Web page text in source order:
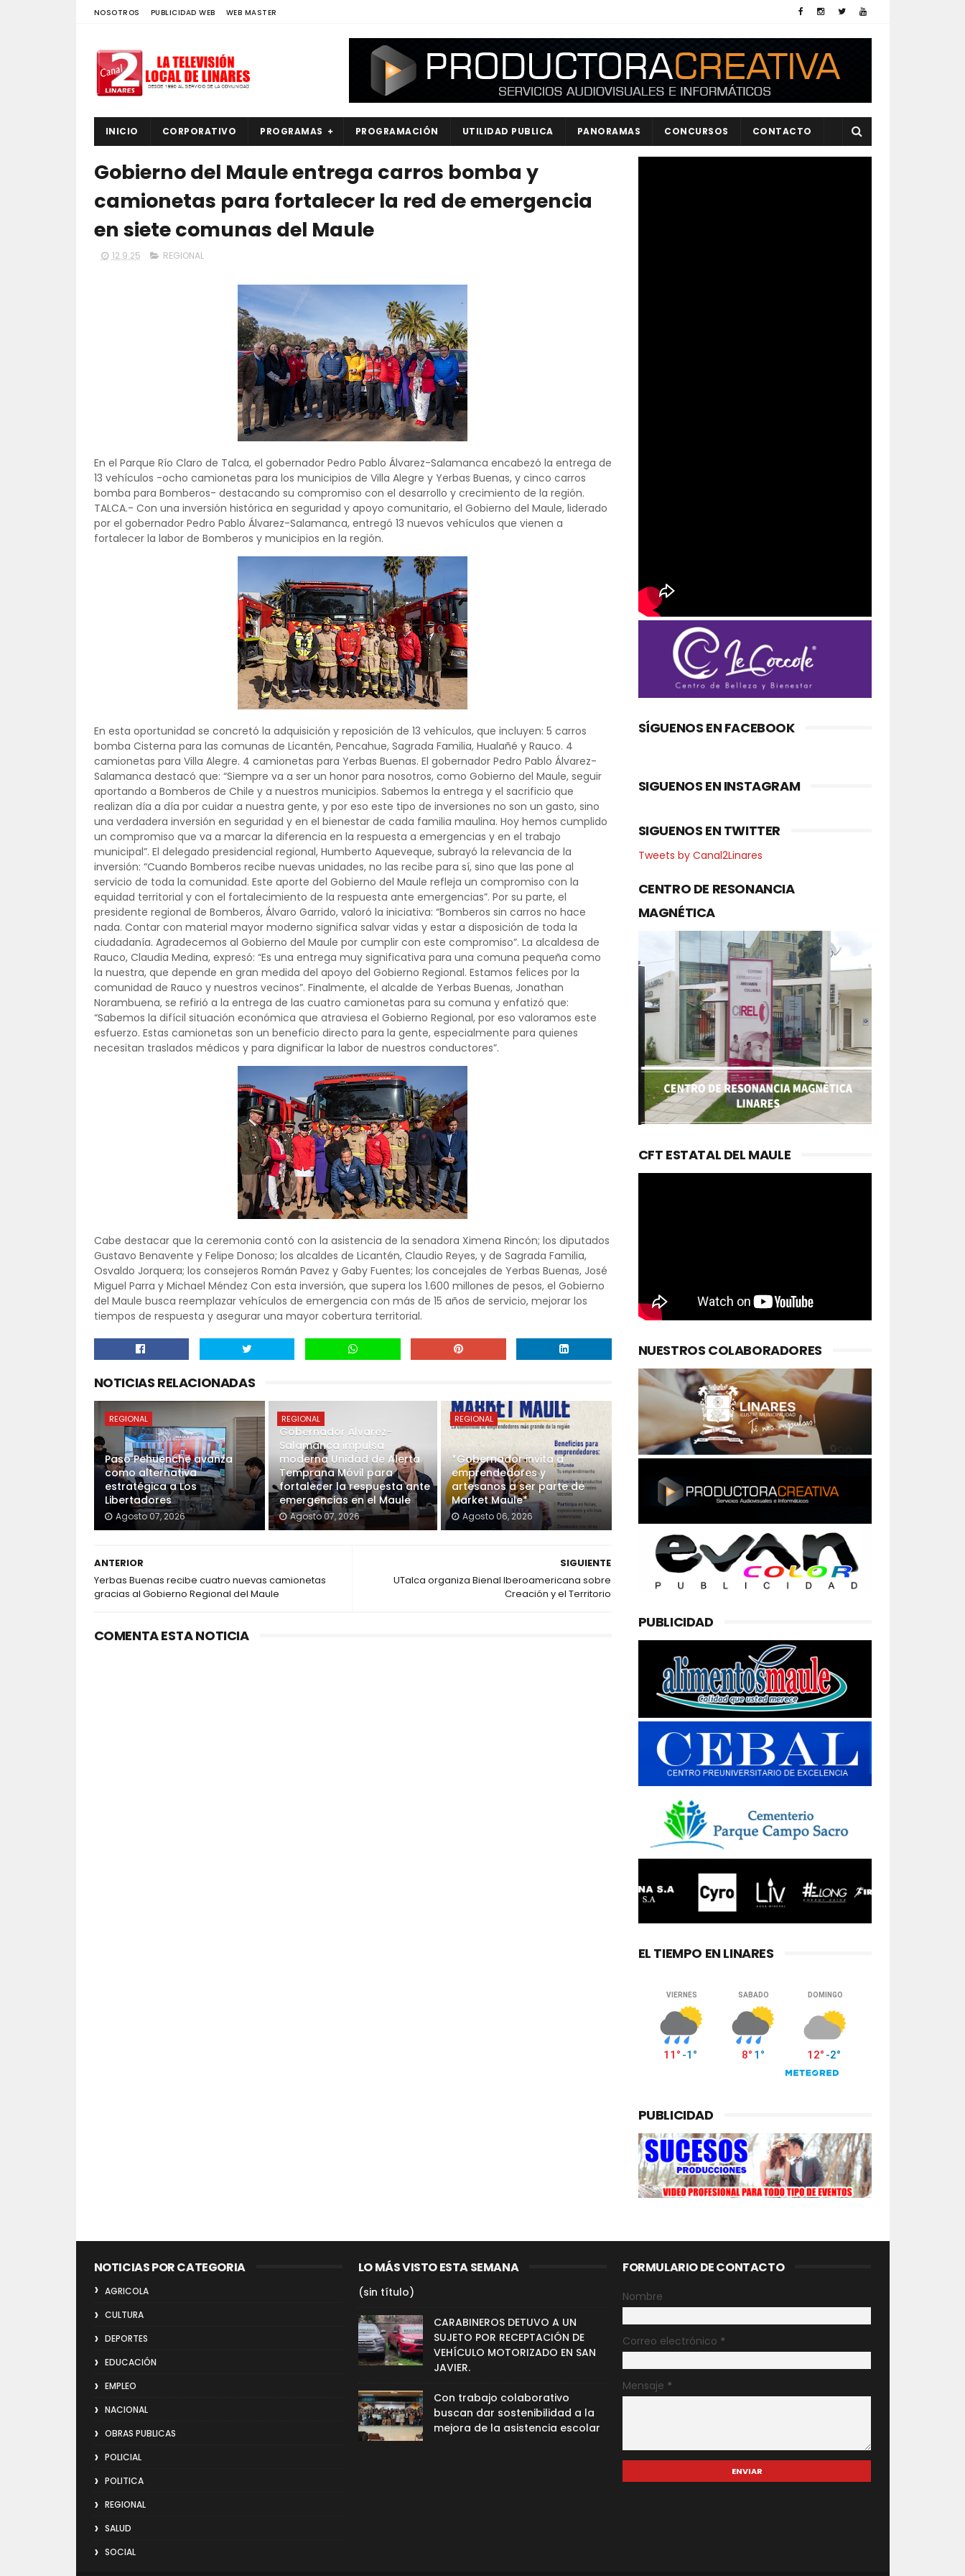
NOSOTROS PUBLICIDAD WEB WEB MASTER
INICIO CORPORATIVO PROGRAMAS PROGRAMACIÓN UTILIDAD PUBLICA PANORAMAS CONCURSOS CONTACTO
Gobierno del Maule entrega carros bomba y
camionetas para fortalecer la red de emergencia
en siete comunas del Maule
12.9.25 REGIONAL
En el Parque Río Claro de Talca, el gobernador Pedro Pablo Álvarez-Salamanca encabezó la entrega de
13 vehículos -ocho camionetas para los municipios de Villa Alegre y Yerbas Buenas, y cinco carros
bomba para Bomberos- destacando su compromiso con el desarrollo y crecimiento de la región.
TALCA.- Con una inversión histórica en seguridad y apoyo comunitario, el Gobierno del Maule, liderado
por el gobernador Pedro Pablo Álvarez-Salamanca, entregó 13 nuevos vehículos que vienen a
fortalecer la labor de Bomberos y municipios en la región.
En esta oportunidad se concretó la adquisición y reposición de 13 vehículos, que incluyen: 5 carros
bomba Cisterna para las comunas de Licantén, Pencahue, Sagrada Familia, Hualañé y Rauco. 4
camionetas para Villa Alegre. 4 camionetas para Yerbas Buenas. El gobernador Pedro Pablo Álvarez-
Salamanca destacó que: “Siempre va a ser un honor para nosotros, como Gobierno del Maule, seguir
aportando a Bomberos de Chile y a nuestros municipios. Sabemos la entrega y el sacrificio que
realizan día a día por cuidar a nuestra gente, y por eso este tipo de inversiones no son un gasto, sino
una verdadera inversión en seguridad y en el bienestar de cada familia maulina. Hoy hemos cumplido
un compromiso que va a marcar la diferencia en la respuesta a emergencias y en el trabajo
municipal”. El delegado presidencial regional, Humberto Aqueveque, subrayó la relevancia de la
inversión: “Cuando Bomberos recibe nuevas unidades, no las recibe para sí, sino que las pone al
servicio de toda la comunidad. Este aporte del Gobierno del Maule refleja un compromiso con la
equidad territorial y con el fortalecimiento de la respuesta ante emergencias”. Por su parte, el
presidente regional de Bomberos, Álvaro Garrido, valoró la iniciativa: “Bomberos sin carros no hace
nada. Contar con material mayor moderno significa salvar vidas y estar a disposición de toda la
ciudadanía. Agradecemos al Gobierno del Maule por cumplir con este compromiso”. La alcaldesa de
Rauco, Claudia Medina, expresó: “Es una entrega muy significativa para una comuna pequeña como
la nuestra, que depende en gran medida del apoyo del Gobierno Regional. Estamos felices por la
comunidad de Rauco y nuestros vecinos”. Finalmente, el alcalde de Yerbas Buenas, Jonathan
Norambuena, se refirió a la entrega de las cuatro camionetas para su comuna y enfatizó que:
“Sabemos la difícil situación económica que atraviesa el Gobierno Regional, por eso valoramos este
esfuerzo. Estas camionetas son un beneficio directo para la gente, especialmente para quienes
necesitan traslados médicos y para dignificar la labor de nuestros conductores”.
Cabe destacar que la ceremonia contó con la asistencia de la senadora Ximena Rincón; los diputados
Gustavo Benavente y Felipe Donoso; los alcaldes de Licantén, Claudio Reyes, y de Sagrada Familia,
Osvaldo Jorquera; los consejeros Román Pavez y Gaby Fuentes; los concejales de Yerbas Buenas, José
Miguel Parra y Michael Méndez Con esta inversión, que supera los 1.600 millones de pesos, el Gobierno
del Maule busca reemplazar vehículos de emergencia con más de 15 años de servicio, mejorar los
tiempos de respuesta y asegurar una mayor cobertura territorial.
NOTICIAS RELACIONADAS
REGIONAL
Paso Pehuenche avanza
como alternativa
estratégica a Los
Libertadores
Agosto 07, 2026
REGIONAL
Gobernador Álvarez-
Salamanca impulsa
moderna Unidad de Alerta
Temprana Móvil para
fortalecer la respuesta ante
emergencias en el Maule
Agosto 07, 2026
REGIONAL
*Gobernador invita a
emprendedores y
artesanos a ser parte de
Market Maule*
Agosto 06, 2026
SIGUIENTE
UTalca organiza Bienal Iberoamericana sobre
Creación y el Territorio
ANTERIOR
Yerbas Buenas recibe cuatro nuevas camionetas
gracias al Gobierno Regional del Maule
COMENTA ESTA NOTICIA
SÍGUENOS EN FACEBOOK
SIGUENOS EN INSTAGRAM
SIGUENOS EN TWITTER
Tweets by Canal2Linares
CENTRO DE RESONANCIA
MAGNÉTICA
CFT ESTATAL DEL MAULE
NUESTROS COLABORADORES
PUBLICIDAD
EL TIEMPO EN LINARES
PUBLICIDAD
NOTICIAS POR CATEGORIA
AGRICOLA
CULTURA
DEPORTES
EDUCACIÓN
EMPLEO
NACIONAL
OBRAS PUBLICAS
POLICIAL
POLITICA
REGIONAL
SALUD
SOCIAL
LO MÁS VISTO ESTA SEMANA
(sin título)
CARABINEROS DETUVO A UN
SUJETO POR RECEPTACIÓN DE
VEHÍCULO MOTORIZADO EN SAN
JAVIER.
Con trabajo colaborativo
buscan dar sostenibilidad a la
mejora de la asistencia escolar
FORMULARIO DE CONTACTO
Nombre
Correo electrónico *
Mensaje *